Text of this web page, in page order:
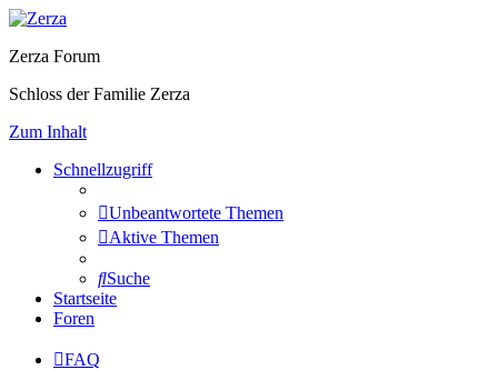
Zerza Forum
Schloss der Familie Zerza
Zum Inhalt
Schnellzugriff
Unbeantwortete Themen
Aktive Themen
Suche
Startseite
Foren
FAQ